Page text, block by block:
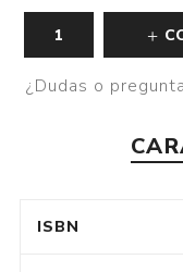
¿Dudas o
ISBN